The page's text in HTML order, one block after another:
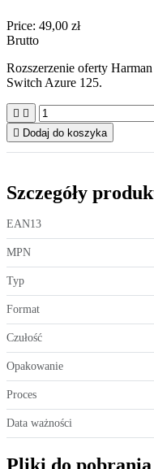
Price: 49,00 zł
Brutto
Rozszerzenie oferty
Switch Azure 125.
 
 Dodaj do koszyka
Szczegóły
EAN13
MPN
Typ
Format
Czułość
Opakowanie
Proces
Data ważności